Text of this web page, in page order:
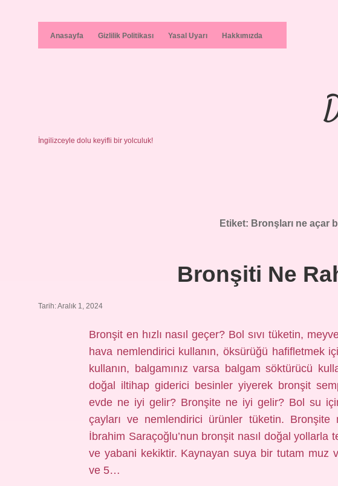
Anasayfa Gizlilik Politikası Yasal Uyarı Hakkımızda
İngilizceyle dolu keyifli bir yolculuk!
Etiket: Bronşları ne açar
Bronşiti Ne
Tarih: Aralık 1, 2024
Bronşit en hızlı nasıl geçer? Bol sıvı tüketin,
hava nemlendirici kullanın, öksürüğü hafifletmek
kullanın, balgamınız varsa balgam söktürücü
doğal iltihap giderici besinler yiyerek bronşit
evde ne iyi gelir? Bronşite ne iyi gelir? Bol su
çayları ve nemlendirici ürünler tüketin.
İbrahim Saraçoğlu’nun bronşit nasıl doğal yollarla
ve yabani kekiktir. Kaynayan suya bir tutam muz
ve 5…